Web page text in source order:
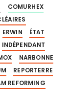
COMURHEX
ERWIN
ÉTAT
INDÉPENDANT
NARBONNE
REPORTERRE
REFORMING